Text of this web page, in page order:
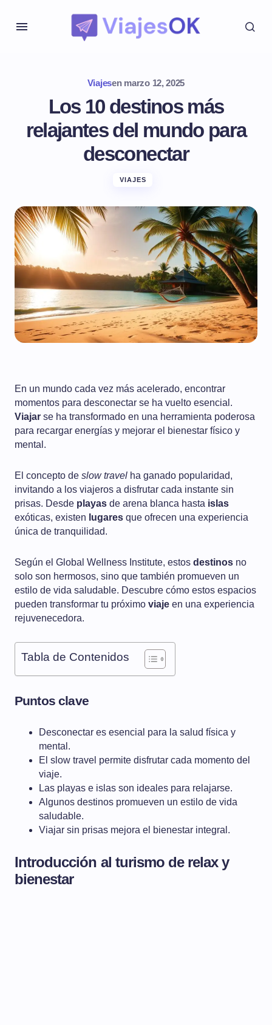
Viajesen marzo 12, 2025
Los 10 destinos más
relajantes del mundo para
desconectar
VIAJES
En un mundo cada vez más acelerado, encontrar
momentos para desconectar se ha vuelto esencial.
Viajar se ha transformado en una herramienta poderosa
para recargar energías y mejorar el bienestar físico y
mental.
El concepto de slow travel ha ganado popularidad,
invitando a los viajeros a disfrutar cada instante sin
prisas. Desde playas de arena blanca hasta islas
exóticas, existen lugares que ofrecen una experiencia
única de tranquilidad.
Según el Global Wellness Institute, estos destinos no
solo son hermosos, sino que también promueven un
estilo de vida saludable. Descubre cómo estos espacios
pueden transformar tu próximo viaje en una experiencia
rejuvenecedora.
Tabla de Contenidos
Puntos clave
Desconectar es esencial para la salud física y
mental.
El slow travel permite disfrutar cada momento del
viaje.
Las playas e islas son ideales para relajarse.
Algunos destinos promueven un estilo de vida
saludable.
Viajar sin prisas mejora el bienestar integral.
Introducción al turismo de relax y
bienestar